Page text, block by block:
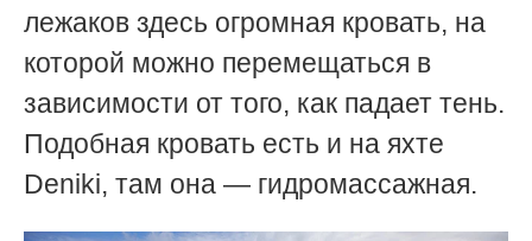
лежаков здесь огромная кровать, на
которой можно перемещаться в
зависимости от того, как падает тень.
Подобная кровать есть и на яхте
Deniki, там она — гидромассажная.